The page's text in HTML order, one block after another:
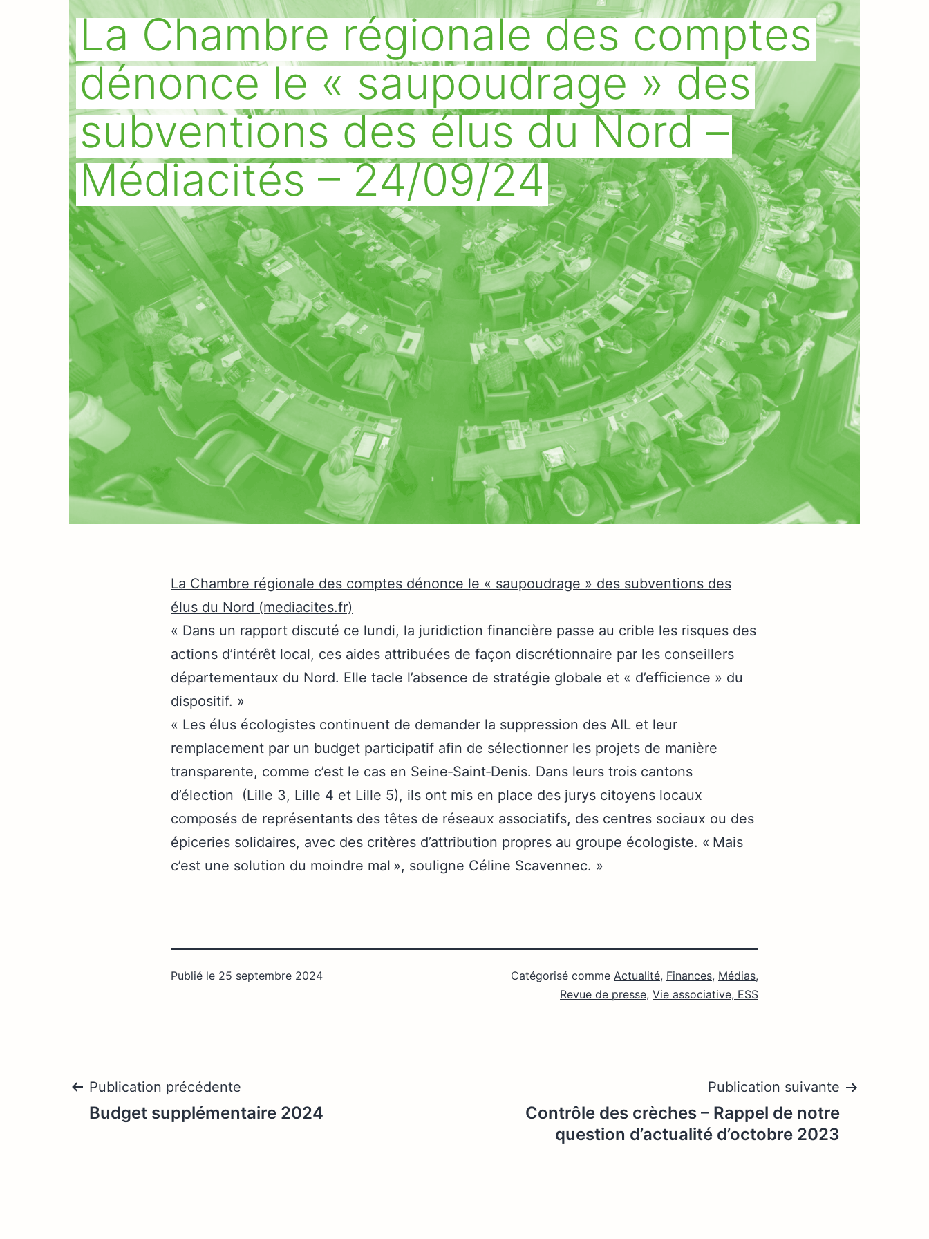
La Chambre régionale des comptes
dénonce le « saupoudrage » des
subventions des élus du Nord –
Médiacités – 24/09/24
La Chambre régionale des comptes dénonce le « saupoudrage » des subventions des
élus du Nord (mediacites.fr)
« Dans un rapport discuté ce lundi, la juridiction financière passe au crible les risques des
actions d’intérêt local, ces aides attribuées de façon discrétionnaire par les conseillers
départementaux du Nord. Elle tacle l’absence de stratégie globale et « d’efficience » du
dispositif. »
« Les élus écologistes continuent de demander la suppression des AIL et leur
remplacement par un budget participatif afin de sélectionner les projets de manière
transparente, comme c’est le cas en Seine‐Saint‐Denis. Dans leurs trois cantons
d’élection (Lille 3, Lille 4 et Lille 5), ils ont mis en place des jurys citoyens locaux
composés de représentants des têtes de réseaux associatifs, des centres sociaux ou des
épiceries solidaires, avec des critères d’attribution propres au groupe écologiste. « Mais
c’est une solution du moindre mal », souligne Céline Scavennec. »
Publié le 25 septembre 2024 Catégorisé comme Actualité, Finances, Médias,
Revue de presse, Vie associative, ESS
Navigation
Publication précédente
Budget supplémentaire 2024
Publication suivante
Contrôle des crèches – Rappel de notre
question d’actualité d’octobre 2023